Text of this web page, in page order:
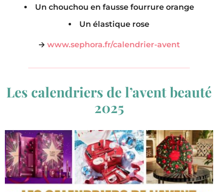
Un chouchou en fausse fourrure orange
Un élastique rose
→ www.sephora.fr/calendrier-avent
Les calendriers de l’avent beauté
2025